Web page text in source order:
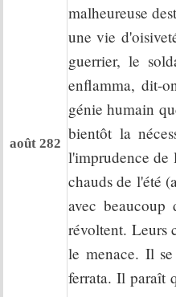
août 282
malheureuse
une vie
guerrier, le
enflamma, dit-
génie humain
bientôt la
l'imprudence de
chauds de l'été
avec
révoltent. Leurs
le menace. Il
ferrata. Il paraît